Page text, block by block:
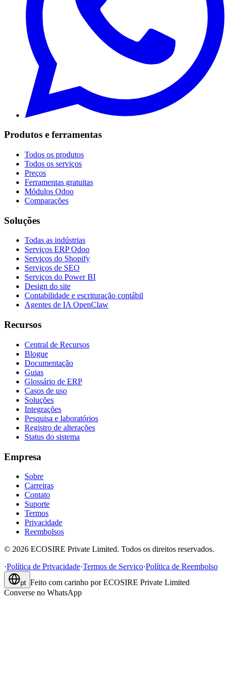
Produtos e ferramentas
Todos os produtos
Todos os serviços
Preços
Ferramentas gratuitas
Módulos Odoo
Comparações
Soluções
Todas as indústrias
Serviços ERP Odoo
Serviços do Shopify
Serviços de SEO
Serviços do Power BI
Design do site
Contabilidade e escrituração contábil
Agentes de IA OpenClaw
Recursos
Central de Recursos
Blogue
Documentação
Guias
Glossário de ERP
Casos de uso
Soluções
Integrações
Pesquisa e laboratórios
Registro de alterações
Status do sistema
Empresa
Sobre
Carreiras
Contato
Suporte
Termos
Privacidade
Reembolsos
© 2026 ECOSIRE Private Limited. Todos os direitos reservados.
·Política de Privacidade·Termos de Serviço·Política de Reembolso
pt Feito com carinho por ECOSIRE Private Limited
Converse no WhatsApp